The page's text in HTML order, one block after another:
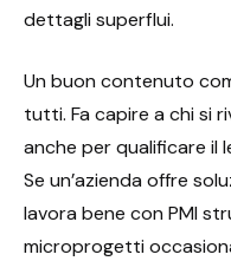
dettagli superflui.
Un buon contenuto
tutti. Fa capire a chi si
anche per qualificare il
Se un’azienda offre
lavora bene con PMI
microprogetti